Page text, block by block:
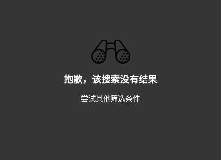
抱歉，该搜索没有结果
尝试其他筛选条件